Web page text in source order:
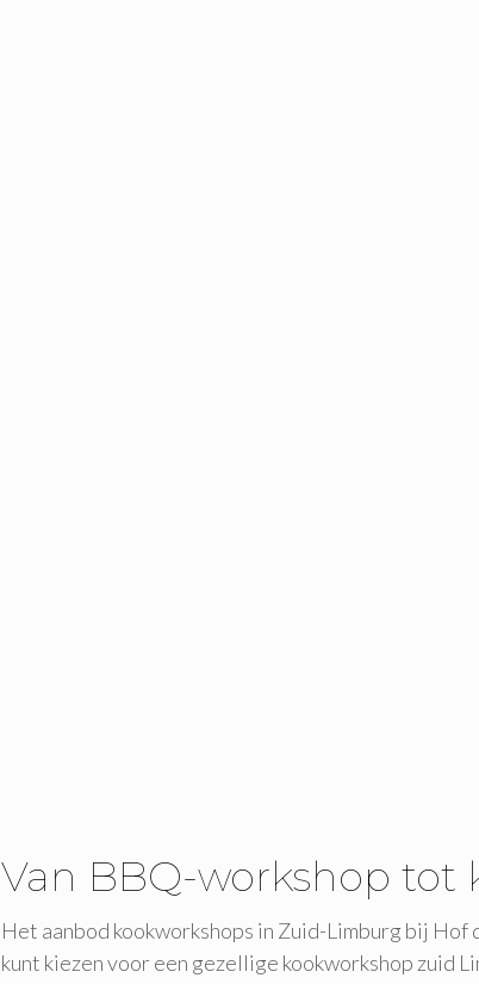
Van BBQ-workshop tot
Het aanbod kookworkshops in Zuid-Limburg bij Hof
kunt kiezen voor een gezellige kookworkshop zuid